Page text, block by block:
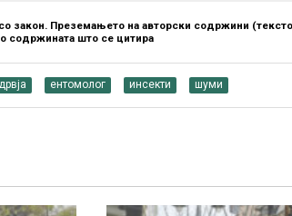
закон. Преземањето на авторски содржини
содржината што се цитира
ентомолог инсекти шуми